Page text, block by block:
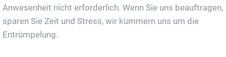
Anwesenheit nicht erforderlich. Wenn Sie uns beauftragen,
sparen Sie Zeit und Stress, wir kümmern uns um die
Entrümpelung.